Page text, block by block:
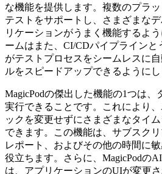
な機能を提供します。複数のプラ
テストをサポートし、さまざまな
リケーションがうまく機能するよ
ームはまた、CI/CDパイプラインと
がテストプロセスをシームレスに
ルをスピードアップできるようにし
MagicPodの傑出した機能の1つは、
実行できることです。これにより
ックを変更せずにさまざまなタイ
できます。この機能は、サブスク
レポート、およびその他の時間に
役立ちます。さらに、MagicPodの
は、アプリケーションのUIが変更